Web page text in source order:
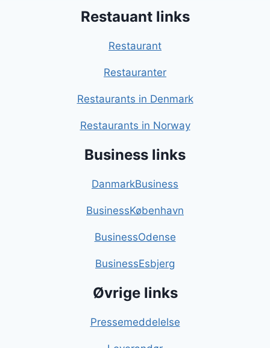
Restauant links
Restaurant
Restauranter
Restaurants in Denmark
Restaurants in Norway
Business links
DanmarkBusiness
BusinessKøbenhavn
BusinessOdense
BusinessEsbjerg
Øvrige links
Pressemeddelelse